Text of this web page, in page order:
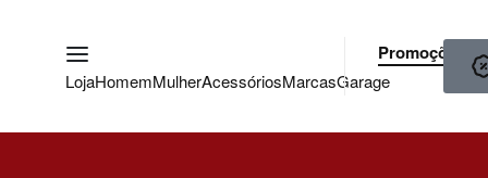
LojaHomemMulherAcessóriosMarcasGarage
Promoções